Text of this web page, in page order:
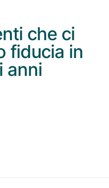
che ci
fiducia in
anni